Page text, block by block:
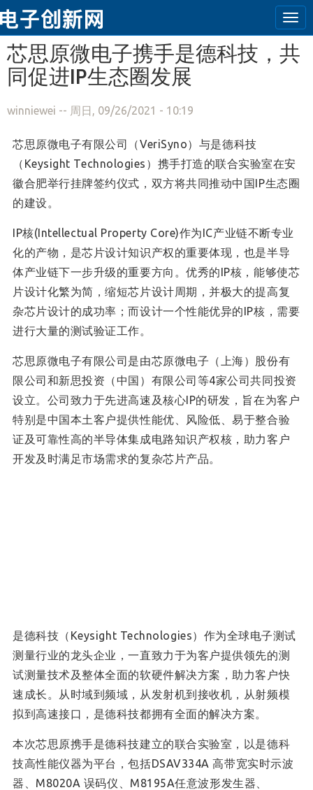
跳转到主要内容
芯思原微电子携手是德科技，共
同促进IP生态圈发展
winniewei -- 周日, 09/26/2021 - 10:19
芯思原微电子有限公司（VeriSyno）与是德科技
（Keysight Technologies）携手打造的联合实验室在安
徽合肥举行挂牌签约仪式，双方将共同推动中国IP生态圈
的建设。
IP核(Intellectual Property Core)作为IC产业链不断专业
化的产物，是芯片设计知识产权的重要体现，也是半导
体产业链下一步升级的重要方向。优秀的IP核，能够使芯
片设计化繁为简，缩短芯片设计周期，并极大的提高复
杂芯片设计的成功率；而设计一个性能优异的IP核，需要
进行大量的测试验证工作。
芯思原微电子有限公司是由芯原微电子（上海）股份有
限公司和新思投资（中国）有限公司等4家公司共同投资
设立。公司致力于先进高速及核心IP的研发，旨在为客户
特别是中国本土客户提供性能优、风险低、易于整合验
证及可靠性高的半导体集成电路知识产权核，助力客户
开发及时满足市场需求的复杂芯片产品。
是德科技（Keysight Technologies）作为全球电子测试
测量行业的龙头企业，一直致力于为客户提供领先的测
试测量技术及整体全面的软硬件解决方案，助力客户快
速成长。从时域到频域，从发射机到接收机，从射频模
拟到高速接口，是德科技都拥有全面的解决方案。
本次芯思原携手是德科技建立的联合实验室，以是德科
技高性能仪器为平台，包括DSAV334A 高带宽实时示波
器、M8020A 误码仪、M8195A任意波形发生器、